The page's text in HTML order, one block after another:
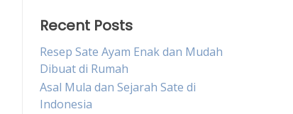
Recent Posts
Resep Sate Ayam Enak dan Mudah
Dibuat di Rumah
Asal Mula dan Sejarah Sate di
Indonesia